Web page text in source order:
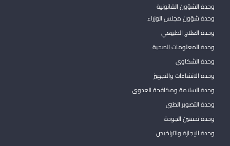
وحدة الشؤون القانونية
وحدة شؤون مجلس الوزراء
وحدة العلاج الطبيعي
وحدة المعلومات الصحية
وحدة الشكاوي
وحدة الانشاءات والتجهيز
وحدة السلامة ومكافحة العدوى
وحدة التصوير الطبي
وحدة تحسين الجودة
وحدة الإجازة والتراخيص